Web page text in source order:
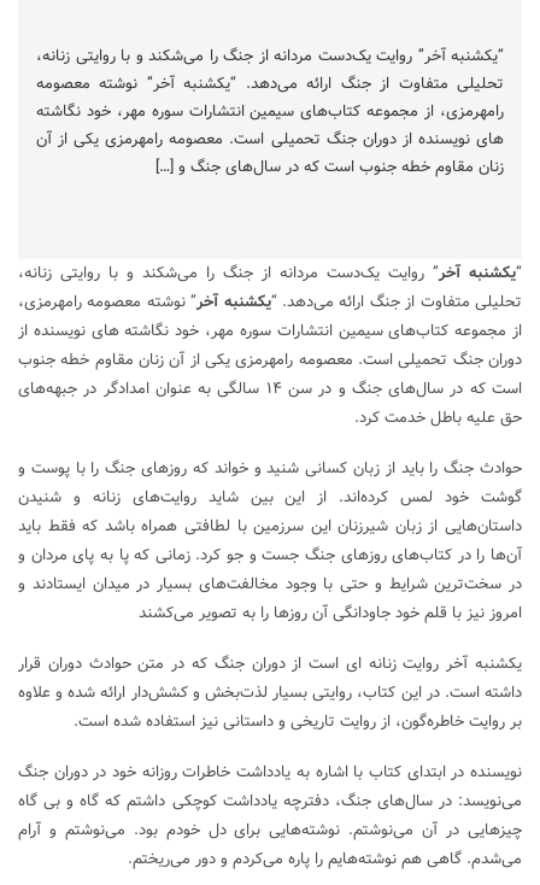
“یکشنبه آخر” روایت یک‌دست مردانه از جنگ را می‌شکند و با روایتی زنانه،
تحلیلی متفاوت از جنگ ارائه می‌دهد. “یکشنبه آخر” نوشته معصومه
رامهرمزی، از مجموعه کتاب‌های سیمین انتشارات سوره مهر، خود نگاشته
های نویسنده از دوران جنگ تحمیلی است. معصومه رامهرمزی یکی از آن
زنان مقاوم خطه جنوب است که در سال‌های جنگ و […]
“یکشنبه آخر” روایت یک‌دست مردانه از جنگ را می‌شکند و با روایتی زنانه،
تحلیلی متفاوت از جنگ ارائه می‌دهد. “یکشنبه آخر” نوشته معصومه رامهرمزی،
از مجموعه کتاب‌های سیمین انتشارات سوره مهر، خود نگاشته های نویسنده از
دوران جنگ تحمیلی است. معصومه رامهرمزی یکی از آن زنان مقاوم خطه جنوب
است که در سال‌های جنگ و در سن ۱۴ سالگی به عنوان امدادگر در جبهه‌های
حق علیه باطل خدمت کرد.
حوادث جنگ را باید از زبان کسانی شنید و خواند که روزهای جنگ را با پوست و
گوشت خود لمس کرده‌اند. از این بین شاید روایت‌های زنانه و شنیدن
داستان‌هایی از زبان شیرزنان این سرزمین با لطافتی همراه باشد که فقط باید
آن‌ها را در کتاب‌های روزهای جنگ جست و جو کرد. زمانی که پا به پای مردان و
در سخت‌ترین شرایط و حتی با وجود مخالفت‌های بسیار در میدان ایستادند و
امروز نیز با قلم خود جاودانگی آن روزها را به تصویر می‌کشند
یکشنبه آخر روایت زنانه ای است از دوران جنگ که در متن حوادث دوران قرار
داشته است. در این کتاب، روایتی بسیار لذت‌بخش و کشش‌دار ارائه شده و علاوه
بر روایت خاطره‌گون، از روایت تاریخی و داستانی نیز استفاده شده است.
نویسنده در ابتدای کتاب با اشاره به یادداشت خاطرات روزانه خود در دوران جنگ
می‌نویسد: در سال‌های جنگ، دفترچه یادداشت کوچکی داشتم که گاه و بی گاه
چیزهایی در آن می‌نوشتم. نوشته‌هایی برای دل خودم بود. می‌نوشتم و آرام
می‌شدم. گاهی هم نوشته‌هایم را پاره می‌کردم و دور می‌ریختم.